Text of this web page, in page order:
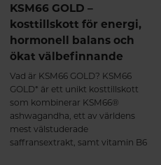
KSM66 GOLD –
kosttillskott för energi,
hormonell balans och
ökat välbefinnande
Vad är KSM66 GOLD? KSM66
GOLD* är ett unikt kosttillskott
som kombinerar KSM66®
ashwagandha, ett av världens
mest välstuderade
saffransextrakt, samt vitamin B6